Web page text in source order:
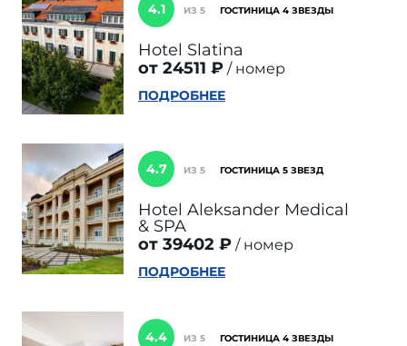
4.1 ИЗ 5 ГОСТИНИЦА 4 ЗВЕЗДЫ
Hotel Slatina
от 24511 ₽
номер
ПОДРОБНЕЕ
4.7 ИЗ 5 ГОСТИНИЦА 5 ЗВЕЗД
Hotel Aleksander Medical
& SPA
от 39402 ₽
номер
ПОДРОБНЕЕ
4.4 ИЗ 5 ГОСТИНИЦА 4 ЗВЕЗДЫ